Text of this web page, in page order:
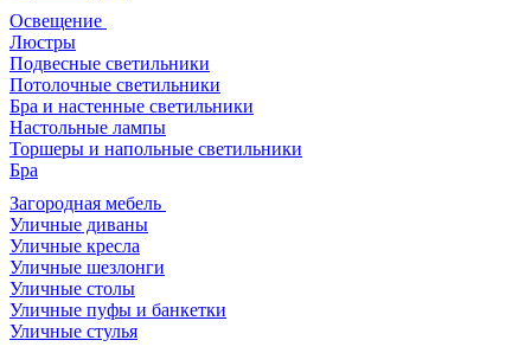
Освещение
Люстры
Подвесные светильники
Потолочные светильники
Бра и настенные светильники
Настольные лампы
Торшеры и напольные светильники
Бра
Загородная мебель
Уличные диваны
Уличные кресла
Уличные шезлонги
Уличные столы
Уличные пуфы и банкетки
Уличные стулья